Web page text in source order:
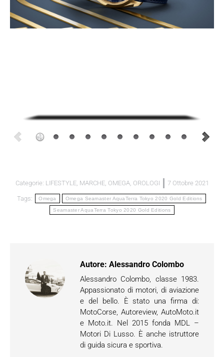
Categorie: LIFESTYLE, MARCHE, OMEGA, OROLOGI 7 Ottobre 2021
Tags: Omega Omega Seamaster AquaTerra Tokyo 2020 Gold Editions
Seamaster AquaTerra Tokyo 2020 Gold Editions
Autore: Alessandro Colombo
Alessandro Colombo, classe 1983.
Appassionato di motori, di aviazione
e del bello. È stato una firma di:
MotoCorse, Autoreview, AutoMoto.it
e Moto.it. Nel 2015 fonda MDL –
Motori Di Lusso. È anche istruttore
di guida sicura e sportiva.